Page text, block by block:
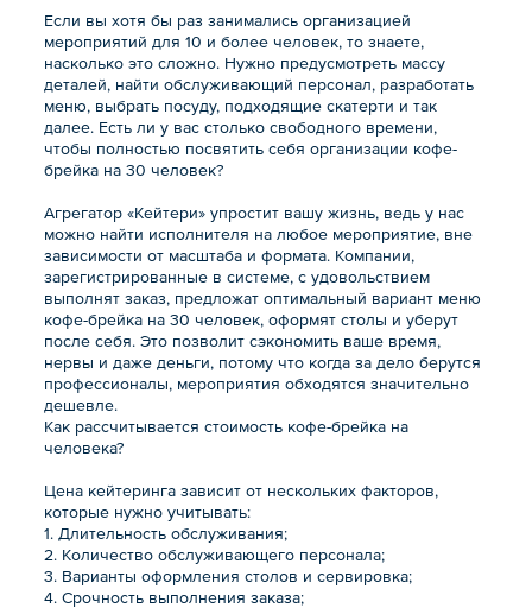
Если вы хотя бы раз занимались организацией
мероприятий для 10 и более человек, то знаете,
насколько это сложно. Нужно предусмотреть массу
деталей, найти обслуживающий персонал, разработать
меню, выбрать посуду, подходящие скатерти и так
далее. Есть ли у вас столько свободного времени,
чтобы полностью посвятить себя организации кофе-
брейка на 30 человек?
Агрегатор «Кейтери» упростит вашу жизнь, ведь у нас
можно найти исполнителя на любое мероприятие, вне
зависимости от масштаба и формата. Компании,
зарегистрированные в системе, с удовольствием
выполнят заказ, предложат оптимальный вариант меню
кофе-брейка на 30 человек, оформят столы и уберут
после себя. Это позволит сэкономить ваше время,
нервы и даже деньги, потому что когда за дело берутся
профессионалы, мероприятия обходятся значительно
дешевле.
Как рассчитывается стоимость кофе-брейка на
человека?
Цена кейтеринга зависит от нескольких факторов,
которые нужно учитывать:
1. Длительность обслуживания;
2. Количество обслуживающего персонала;
3. Варианты оформления столов и сервировка;
4. Срочность выполнения заказа;